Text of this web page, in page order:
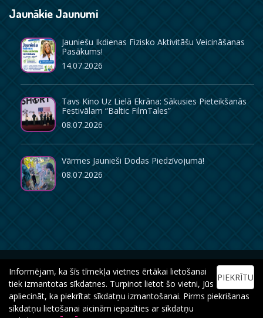
Jaunākie Jaunumi
Jauniešu Ikdienas Fizisko Aktivitāšu Veicināšanas
Pasākums!
14.07.2026
Tavs Kino Uz Lielā Ekrāna: Sākusies Pieteikšanās
Festivālam “Baltic FilmTales”
08.07.2026
Vārmes Jaunieši Dodas Piedzīvojumā!
08.07.2026
© 2017 Kuldīgas novada Bērnu un jauniešu centrs. Izstrādāja: SIA eLapa
PIEKRĪTU
Informējam, ka šīs tīmekļa vietnes ērtākai lietošanai
tiek izmantotas sīkdatnes. Turpinot lietot šo vietni, Jūs
apliecināt, ka piekrītat sīkdatņu izmantošanai. Pirms piekrišanas
sīkdatņu lietošanai aicinām iepazīties ar sīkdatņu